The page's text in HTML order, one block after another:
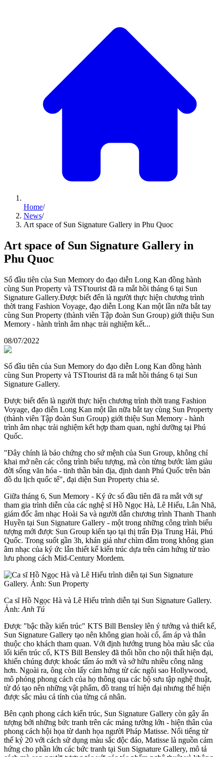
Home/
News/
Art space of Sun Signature Gallery in Phu Quoc
Art space of Sun Signature Gallery in
Phu Quoc
Số đầu tiên của Sun Memory do đạo diễn Long Kan đồng hành
cùng Sun Property và TSTtourist đã ra mắt hồi tháng 6 tại Sun
Signature Gallery.Được biết đến là người thực hiện chương trình
thời trang Fashion Voyage, đạo diễn Long Kan một lần nữa bắt tay
cùng Sun Property (thành viên Tập đoàn Sun Group) giới thiệu Sun
Memory - hành trình âm nhạc trải nghiệm kết...
08/07/2022
Số đầu tiên của Sun Memory do đạo diễn Long Kan đồng hành
cùng Sun Property và TSTtourist đã ra mắt hồi tháng 6 tại Sun
Signature Gallery.
Được biết đến là người thực hiện chương trình thời trang Fashion
Voyage, đạo diễn Long Kan một lần nữa bắt tay cùng Sun Property
(thành viên Tập đoàn Sun Group) giới thiệu Sun Memory - hành
trình âm nhạc trải nghiệm kết hợp tham quan, nghỉ dưỡng tại Phú
Quốc.
"Đây chính là bảo chứng cho sứ mệnh của Sun Group, không chỉ
khai mở nên các công trình biểu tượng, mà còn từng bước làm giàu
đời sống văn hóa - tinh thần bản địa, định danh Phú Quốc trên bản
đồ du lịch quốc tế", đại diện Sun Property chia sẻ.
Giữa tháng 6, Sun Memory - Ký ức số đầu tiên đã ra mắt với sự
tham gia trình diễn của các nghệ sĩ Hồ Ngọc Hà, Lê Hiếu, Lân Nhã,
giám đốc âm nhạc Hoài Sa và người dẫn chương trình Thanh Thanh
Huyền tại Sun Signature Gallery - một trong những công trình biểu
tượng mới được Sun Group kiến tạo tại thị trấn Địa Trung Hải, Phú
Quốc. Trong suốt gần 3h, khán giả như chìm đắm trong không gian
âm nhạc của ký ức lẫn thiết kế kiến trúc dựa trên cảm hứng từ trào
lưu phong cách Mid-Century Mordem.
Ca sĩ Hồ Ngọc Hà và Lê Hiếu trình diễn tại Sun Signature Gallery.
Ảnh: Anh Tú
Được "bậc thầy kiến trúc" KTS Bill Bensley lên ý tưởng và thiết kế,
Sun Signature Gallery tạo nên không gian hoài cổ, ấm áp và thân
thuộc cho khách tham quan. Với định hướng trung hòa màu sắc của
lối kiến trúc cổ, KTS Bill Bensley đã thổi hồn cho nội thất hiện đại,
khiến chúng được khoác tấm áo mới và sở hữu nhiều công năng
hơn. Ngoài ra, ông còn lấy cảm hứng từ các ngôi sao Hollywood,
mô phỏng phong cách của họ thông qua các bộ sưu tập nghệ thuật,
từ đó tạo nên những vật phẩm, đồ trang trí hiện đại nhưng thể hiện
được sắc màu cá tính của từng cá nhân.
Bên cạnh phong cách kiến trúc, Sun Signature Gallery còn gây ấn
tượng bởi những bức tranh trên các mảng tường lớn - hiện thân của
phong cách hội họa từ danh họa người Pháp Matisse. Nổi tiếng từ
thế kỷ 20 với cách sử dụng màu sắc độc đáo, Matisse là nguồn cảm
hứng cho phần lớn các bức tranh tại Sun Signature Gallery, mô tả